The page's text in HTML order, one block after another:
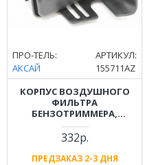
ПРО-ТЕЛЬ:
АКСАЙ
АРТИКУЛ:
155711AZ
КОРПУС ВОЗДУШНОГО
ФИЛЬТРА
БЕНЗОТРИММЕРА,
БЕНЗОКОСЫ CARVER
(КАРВЕР) GBC-043, GBC-052 (С
ФИЛЬТРОМ)
332р.
ПРЕДЗАКАЗ 2-3 ДНЯ